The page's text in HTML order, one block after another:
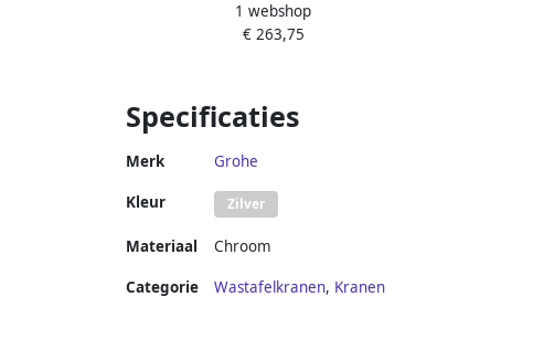
wastafelmengkraan L-size hoog met
een gladde body Phantom Black
1 webshop
€ 263,75
Specificaties
Merk Grohe
Kleur Zilver
Materiaal Chroom
Categorie Wastafelkranen, Kranen